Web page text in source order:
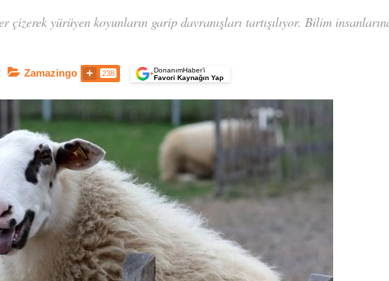
yürüyen koyunların garip davranışları tartışılıyor. Bilim
Zamazingo 238 +DonanımHaber’i
Favori Kaynağın Yap